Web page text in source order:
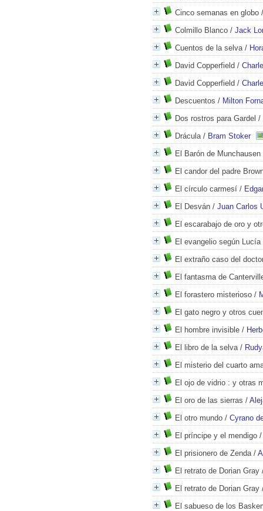
Cinco semanas en globo
Colmillo Blanco / Jack
Cuentos de la selva/
David Copperfield /
David Copperfield /
Descuentos / Milton
Dos rostros para Gardel /
Drácula/ Bram Stoker
El Barón de Munchausen
El candor del padre
El círculo carmesí /
El Desván / Juan Carlos
El escarabajo de oro y
El evangelio según Lucía
El extraño caso del
El fantasma de
El forastero misterioso /
El gato negro y otros
El hombre invisible /
El libro de la selva/
El misterio del cuarto
El ojo de vidrio : y otras
El oro de las sierras /
El otro mundo / Cyrano
El príncipe y el mendigo
El prisionero de Zenda/
El retrato de Dorian Gray
El retrato de Dorian Gray
El sabueso de los